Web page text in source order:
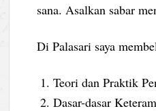
sana. Asalkan sabar
Di Palasari saya
Teori dan Praktik
Dasar-dasar